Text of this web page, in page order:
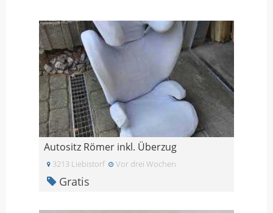
Autositz Römer inkl. Überzug
3213 Liebistorf Vor drei Wochen
Gratis